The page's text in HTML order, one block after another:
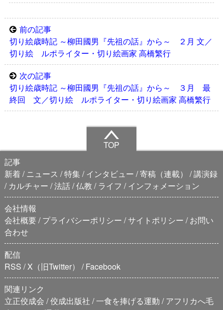
前の記事
切り絵歳時記 ～柳田國男『先祖の話』から～ ２月 文／
切り絵 ルポライター・切り絵画家 高橋繁行
次の記事
切り絵歳時記 ～柳田國男『先祖の話』から～ ３月 最
終回 文／切り絵 ルポライター・切り絵画家 高橋繁行
TOP
記事
新着
ニュース 特集 インタビュー 寄稿（連載）
講演録
カルチャー 法話 仏教 ライフ
インフォメーション
会社情報
会社概要 プライバシーポリシー サイトポリシー
お問い
合わせ
配信
RSS X（旧Twitter）
Facebook
関連リンク
立正佼成会 佼成出版社 一食を捧げる運動
アフリカへ毛